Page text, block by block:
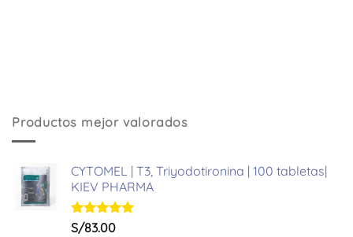
Productos mejor valorados
CYTOMEL | T3, Triyodotironina | 100 tabletas|
KIEV PHARMA
Valorado
S/83.00